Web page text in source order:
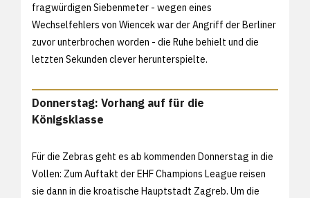
fragwürdigen Siebenmeter - wegen eines
Wechselfehlers von Wiencek war der Angriff der Berliner
zuvor unterbrochen worden - die Ruhe behielt und die
letzten Sekunden clever herunterspielte.
Donnerstag: Vorhang auf für die
Königsklasse
Für die Zebras geht es ab kommenden Donnerstag in die
Vollen: Zum Auftakt der EHF Champions League reisen
sie dann in die kroatische Hauptstadt Zagreb. Um die